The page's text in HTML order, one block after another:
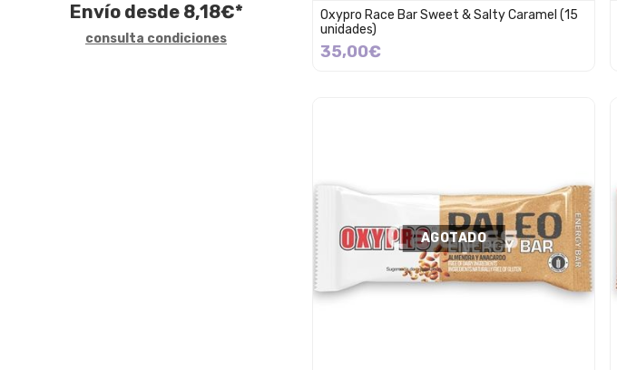
Oxypro Race Bar Sweet & Salty Caramel (15
unidades)
35,00€
AGOTADO
Envío desde 8,18€*
consulta condiciones